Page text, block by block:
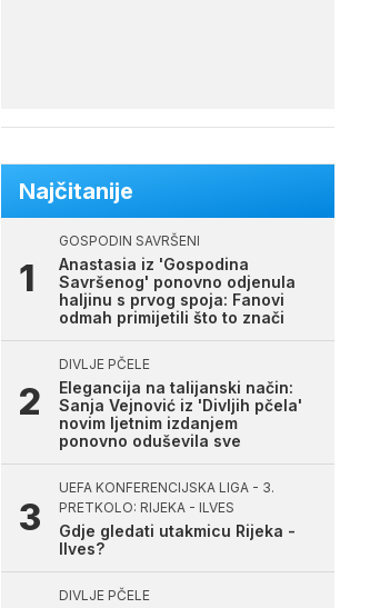
Najčitanije
GOSPODIN SAVRŠENI
Anastasia iz 'Gospodina
Savršenog' ponovno odjenula
haljinu s prvog spoja: Fanovi
odmah primijetili što to znači
DIVLJE PČELE
Elegancija na talijanski način:
Sanja Vejnović iz 'Divljih pčela'
novim ljetnim izdanjem
ponovno oduševila sve
UEFA KONFERENCIJSKA LIGA - 3.
PRETKOLO: RIJEKA - ILVES
Gdje gledati utakmicu Rijeka -
Ilves?
DIVLJE PČELE